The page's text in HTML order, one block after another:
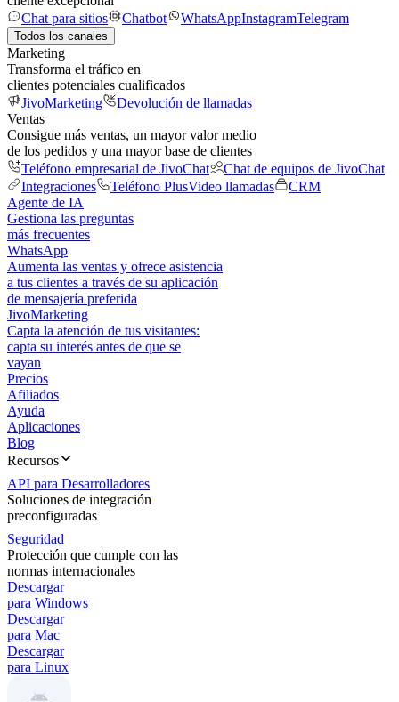
Chat para sitios
Chatbot WhatsAppInstagramTelegram
Todos los canales
Marketing
Transforma el tráfico en
clientes potenciales cualificados
JivoMarketing
Devolución de llamadas
Ventas
Consigue más ventas, un mayor valor medio
de los pedidos y una mayor base de clientes
Teléfono empresarial de JivoChat
Chat de equipos de JivoChat
Integraciones
Teléfono PlusVideo llamadas
CRM
Agente de IA
Gestiona las preguntas
más frecuentes
WhatsApp
Aumenta las ventas y ofrece asistencia
a tus clientes a través de su aplicación
de mensajería preferida
JivoMarketing
Capta la atención de tus visitantes:
capta su interés antes de que se
vayan
Precios
Afiliados
Ayuda
Aplicaciones
Blog
Recursos
API para Desarrolladores
Soluciones de integración
preconfiguradas
Seguridad
Protección que cumple con las
normas internacionales
Descargar
para Windows
Descargar
para Mac
Descargar
para Linux